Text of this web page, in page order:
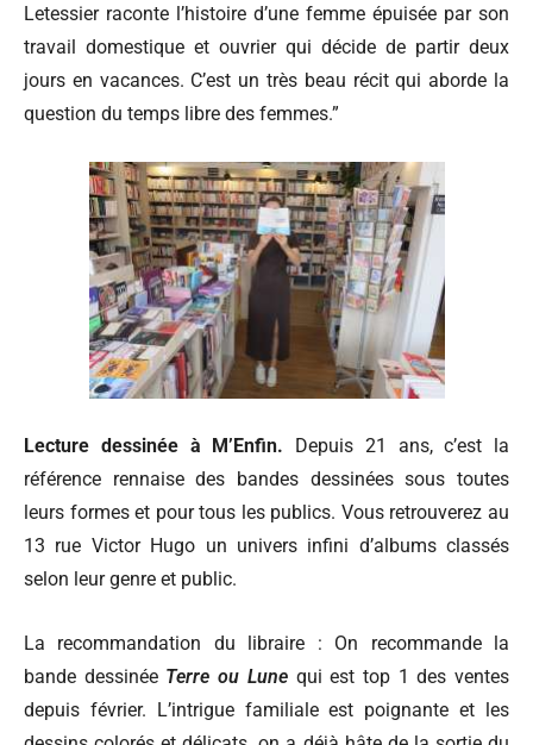
Letessier raconte l’histoire d’une femme épuisée par son
travail domestique et ouvrier qui décide de partir deux
jours en vacances. C’est un très beau récit qui aborde la
question du temps libre des femmes.”
Lecture dessinée à M’Enfin.
Depuis 21 ans, c’est la
référence rennaise des bandes dessinées sous toutes
leurs formes et pour tous les publics. Vous retrouverez au
13 rue Victor Hugo un univers infini d’albums classés
selon leur genre et public.
La recommandation du libraire : On recommande la
bande dessinée Terre ou Lunequi est top 1 des ventes
depuis février. L’intrigue familiale est poignante et les